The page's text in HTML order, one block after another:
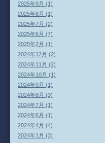
2025年9月 (1)
2025年8月 (1)
2025年7月 (2)
2025年6月 (7)
2025年2月 (1)
2024年12月 (2)
2024年11月 (2)
2024年10月 (1)
2024年9月 (1)
2024年8月 (3)
2024年7月 (1)
2024年6月 (1)
2024年4月 (4)
2024年1月 (3)